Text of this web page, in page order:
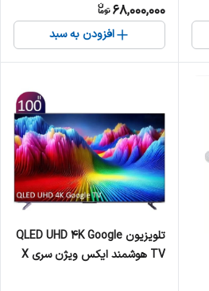
68,000,000
افزودن به سبد
تلویزیون QLED UHD 4K Google
TV هوشمند ایکس ویژن سری X